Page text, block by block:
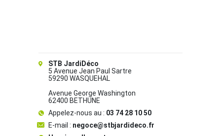
STB JardiDéco
5 Avenue Jean Paul Sartre
59290 WASQUEHAL
Avenue George Washington
62400 BETHUNE
Appelez-nous au : 03 74 28 10 50
E-mail : negoce@stbjardideco.fr